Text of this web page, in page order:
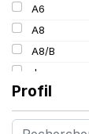
30
34
36
A6
A8
A8/B
J
L
PR
Profil